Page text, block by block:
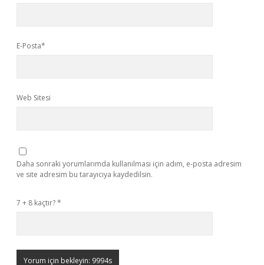
E-Posta*
Web Sitesi
Daha sonraki yorumlarımda kullanılması için adım, e-posta adresim
ve site adresim bu tarayıcıya kaydedilsin.
7 + 8 kaçtır?*